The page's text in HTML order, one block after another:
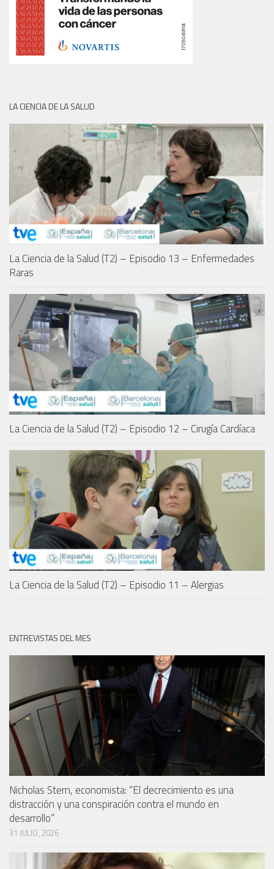
LA CIENCIA DE LA SALUD
La Ciencia de la Salud (T2) – Episodio 13 – Enfermedades
Raras
La Ciencia de la Salud (T2) – Episodio 12 – Cirugía Cardíaca
La Ciencia de la Salud (T2) – Episodio 11 – Alergias
ENTREVISTAS DEL MES
Nicholas Stern, economista: “El decrecimiento es una
distracción y una conspiración contra el mundo en
desarrollo”
31 JULIO, 2026